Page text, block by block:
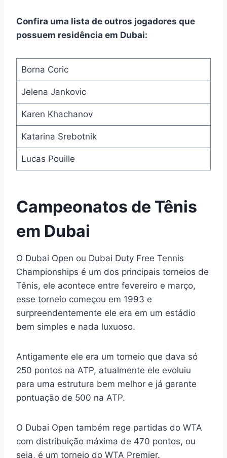
Confira uma lista de outros jogadores que
possuem residência em Dubai:
Borna Coric
Jelena Jankovic
Karen Khachanov
Katarina Srebotnik
Lucas Pouille
Campeonatos de Tênis
em Dubai
O Dubai Open ou Dubai Duty Free Tennis
Championships é um dos principais torneios de
Tênis, ele acontece entre fevereiro e março,
esse torneio começou em 1993 e
surpreendentemente ele era em um estádio
bem simples e nada luxuoso.
Antigamente ele era um torneio que dava só
250 pontos na ATP, atualmente ele evoluiu
para uma estrutura bem melhor e já garante
pontuação de 500 na ATP.
O Dubai Open também rege partidas do WTA
com distribuição máxima de 470 pontos, ou
seja, é um torneio do WTA Premier.